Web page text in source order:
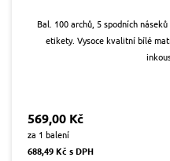
Bal. 100 archů, 5 spodních
etikety. Vysoce kvalitní bílé
569,00 Kč
za 1 balení
688,49 Kč s DPH